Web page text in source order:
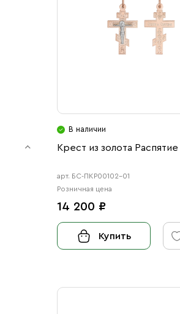
В наличии
Крест из золота Распятие
арт. БС-ПКР00102-01
Розничная цена
14 200 ₽
Купить